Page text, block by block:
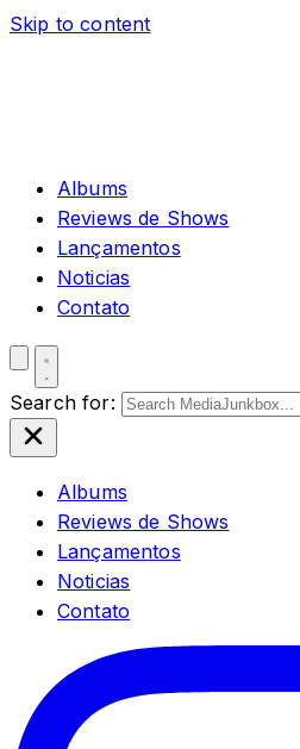
Skip to content
Albums
Reviews de Shows
Lançamentos
Noticias
Contato
Search for:
Albums
Reviews de Shows
Lançamentos
Noticias
Contato